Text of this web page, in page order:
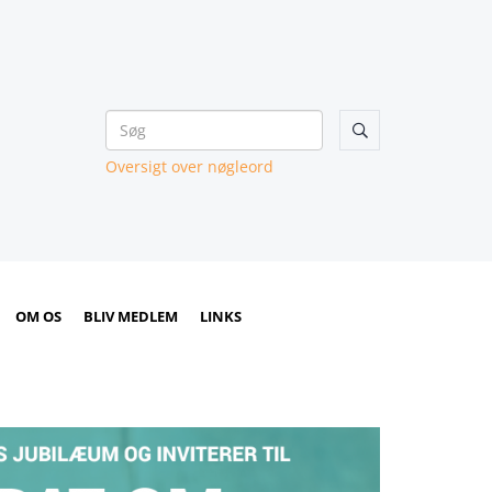

Oversigt over nøgleord
OM OS BLIV MEDLEM LINKS